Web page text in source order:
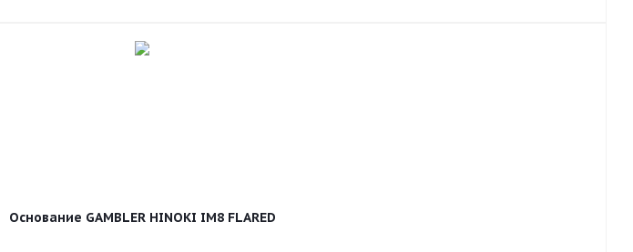
Основание GAMBLER HINOKI IM8 FLARED